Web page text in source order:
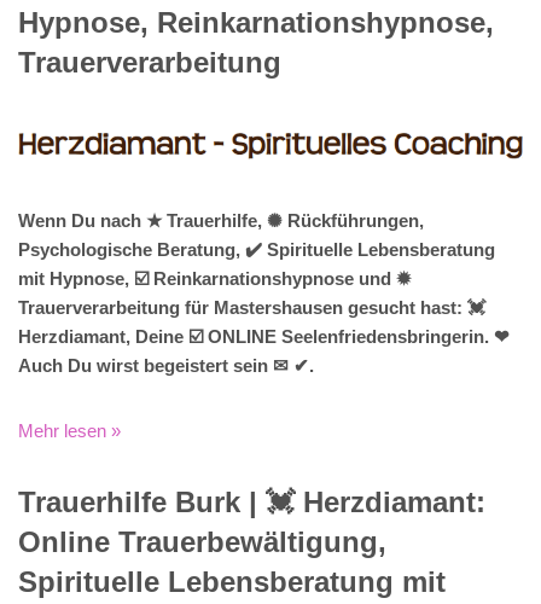
Hypnose, Reinkarnationshypnose,
Trauerverarbeitung
Wenn Du nach ★ Trauerhilfe, ✺ Rückführungen,
Psychologische Beratung, ✔️ Spirituelle Lebensberatung
mit Hypnose, ☑️ Reinkarnationshypnose und ✹
Trauerverarbeitung für Mastershausen gesucht hast: 💓️
Herzdiamant, Deine ☑️ ONLINE Seelenfriedensbringerin. ❤
Auch Du wirst begeistert sein ✉ ✔.
Mehr lesen »
Trauerhilfe Burk | 💓️️ Herzdiamant:
Online Trauerbewältigung,
Spirituelle Lebensberatung mit